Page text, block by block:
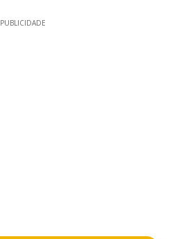
PUBLICIDADE